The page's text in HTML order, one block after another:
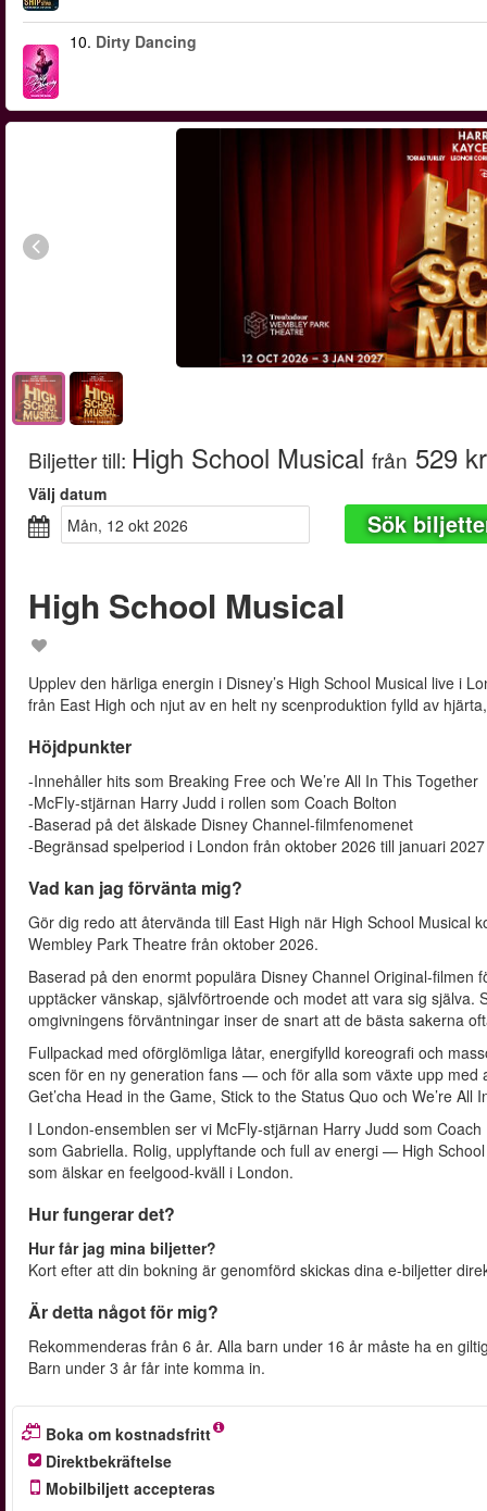
10. Dirty Dancing
Biljetter till: High School Musical från 529 kr
Välj datum
mån, 12 okt 2026
Sök
High School Musical
Upplev den härliga energin i Disney’s High School Musical live i
från East High och njut av en helt ny scenproduktion fylld av
Höjdpunkter
-Innehåller hits som Breaking Free och We’re All In This Together
-McFly-stjärnan Harry Judd i rollen som Coach Bolton
-Baserad på det älskade Disney Channel-filmfenomenet
-Begränsad spelperiod i London från oktober 2026 till januari 2027
Vad kan jag förvänta mig?
Gör dig redo att återvända till East High när High School Musical
Wembley Park Theatre från oktober 2026.
Baserad på den enormt populära Disney Channel Original-
upptäcker vänskap, självförtroende och modet att vara sig
omgivningens förväntningar inser de snart att de bästa sakerna
Fullpackad med oförglömliga låtar, energifylld koreografi och
scen för en ny generation fans — och för alla som växte upp
Get’cha Head in the Game, Stick to the Status Quo och We’re All
I London-ensemblen ser vi McFly-stjärnan Harry Judd som
som Gabriella. Rolig, upplyftande och full av energi — High
som älskar en feelgood-kväll i London.
Hur fungerar det?
Hur får jag mina biljetter?
Kort efter att din bokning är genomförd skickas dina e-biljetter
Är detta något för mig?
Rekommenderas från 6 år. Alla barn under 16 år måste ha en
Barn under 3 år får inte komma in.
Boka om kostnadsfritt
Direktbekräftelse
Mobilbiljett accepteras